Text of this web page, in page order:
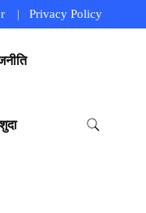
Privacy Policy